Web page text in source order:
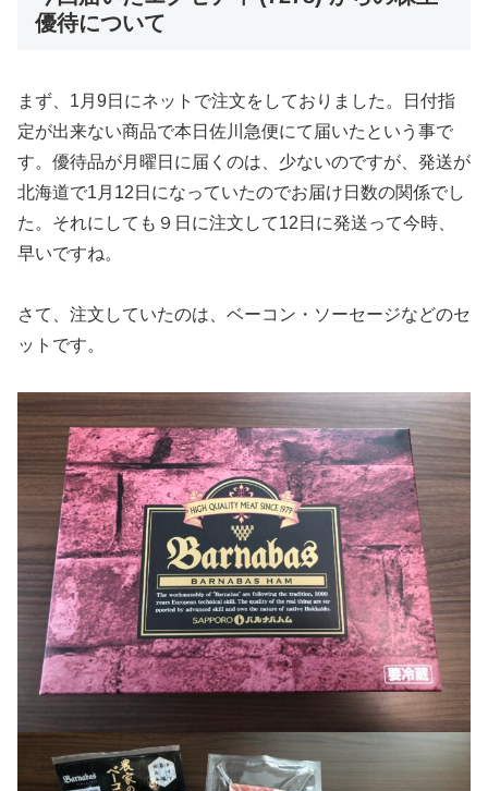
優待について
まず、1月9日にネットで注文をしておりました。日付指
定が出来ない商品で本日佐川急便にて届いたという事で
す。優待品が月曜日に届くのは、少ないのですが、発送が
北海道で1月12日になっていたのでお届け日数の関係でし
た。それにしても９日に注文して12日に発送って今時、
早いですね。
さて、注文していたのは、ベーコン・ソーセージなどのセ
ットです。